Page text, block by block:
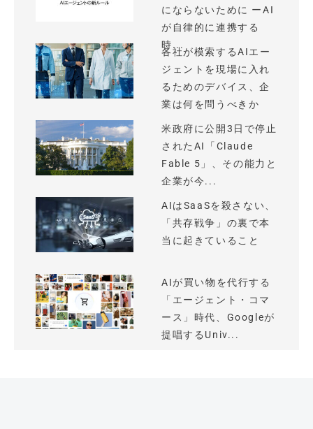
にならないために ーAI
が自律的に連携する
時...
各社が模索するAIエー
ジェントを現場に入れ
るためのデバイス、企
業は何を問うべきか
米政府に公開3日で停止
されたAI「Claude
Fable 5」、その能力と
企業が今...
AIはSaaSを殺さない、
「共存戦争」の裏で本
当に起きていること
AIが買い物を代行する
「エージェント・コマ
ース」時代、Googleが
提唱するUniv...